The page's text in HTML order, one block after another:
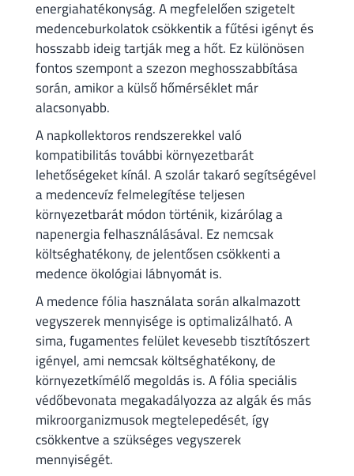
energiahatékonyság. A megfelelően szigetelt
medenceburkolatok csökkentik a fűtési igényt és
hosszabb ideig tartják meg a hőt. Ez különösen
fontos szempont a szezon meghosszabbítása
során, amikor a külső hőmérséklet már
alacsonyabb.
A napkollektoros rendszerekkel való
kompatibilitás további környezetbarát
lehetőségeket kínál. A szolár takaró segítségével
a medencevíz felmelegítése teljesen
környezetbarát módon történik, kizárólag a
napenergia felhasználásával. Ez nemcsak
költséghatékony, de jelentősen csökkenti a
medence ökológiai lábnyomát is.
A medence fólia használata során alkalmazott
vegyszerek mennyisége is optimalizálható. A
sima, fugamentes felület kevesebb tisztítószert
igényel, ami nemcsak költséghatékony, de
környezetkímélő megoldás is. A fólia speciális
védőbevonata megakadályozza az algák és más
mikroorganizmusok megtelepedését, így
csökkentve a szükséges vegyszerek
mennyiségét.